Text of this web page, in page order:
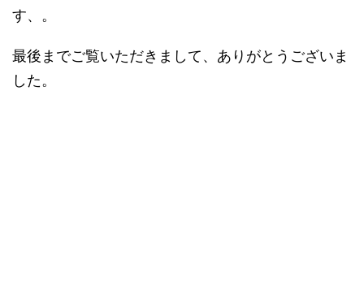
す、。
最後までご覧いただきまして、ありがとうございま
した。